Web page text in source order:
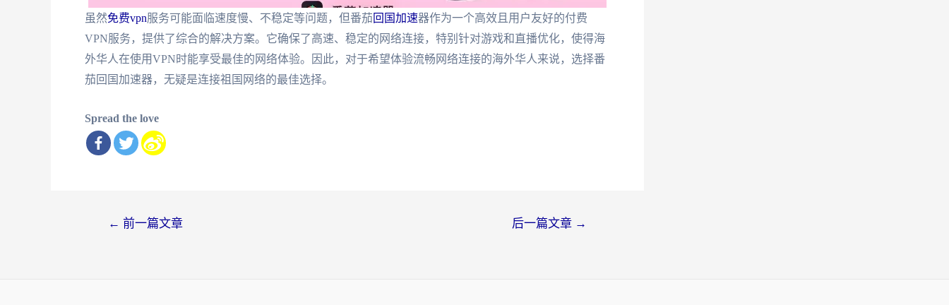
虽然免费vpn服务可能面临速度慢、不稳定等问题，但番茄回国加速器作为一个高效且用户友好的付费
VPN服务，提供了综合的解决方案。它确保了高速、稳定的网络连接，特别针对游戏和直播优化，使得海
外华人在使用VPN时能享受最佳的网络体验。因此，对于希望体验流畅网络连接的海外华人来说，选择番
茄回国加速器，无疑是连接祖国网络的最佳选择。
Spread the love
← 前一篇文章 后一篇文章 →